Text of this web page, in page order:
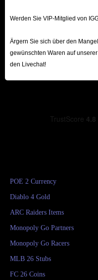
Werden Sie VIP-Mitglied von
Ärgern Sie sich über den
gewünschten Waren auf
den Livechat!
POE 2 Currency
Diablo 4 Gold
ARC Raiders Items
Monopoly Go Partners
Monopoly Go Racers
MLB 26 Stubs
FC 26 Coins